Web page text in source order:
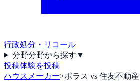
行政処分・リコール
分野分野から探す ▼
投稿体験を投稿
ハウスメーカー>ポラス vs 住友不動産